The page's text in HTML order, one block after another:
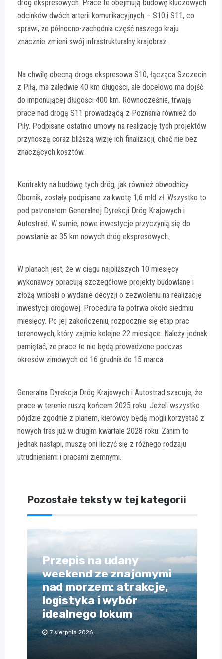
dróg ekspresowych. Prace te obejmują budowę kluczowych
odcinków dwóch arterii komunikacyjnych – S10 i S11, co
sprawi, że północno-zachodnia część naszego kraju
znacznie zmieni swój infrastrukturalny krajobraz.
Na chwilę obecną droga ekspresowa S10, łącząca Szczecin
z Piłą, ma zaledwie 40 km długości, ale docelowo ma dojść
do imponującej długości 400 km. Równocześnie, trwają
prace nad drogą S11 prowadzącą z Poznania również do
Piły. Podpisane ostatnio umowy na realizację tych projektów
przynoszą coraz bliższą wizję ich finalizacji, choć nie bez
znaczących kosztów.
Kontrakty na budowę tych dróg, jak również obwodnicy
Obornik, zostały podpisane za kwotę 1,6 mld zł. Wszystko to
pod patronatem Generalnej Dyrekcji Dróg Krajowych i
Autostrad. W sumie, nowe inwestycje przyczynią się do
powstania aż 35 km nowych dróg ekspresowych.
W planach jest, że w ciągu najbliższych 10 miesięcy
wykonawcy opracują szczegółowe projekty budowlane i
złożą wnioski o wydanie decyzji o zezwoleniu na realizację
inwestycji drogowej. Procedura ta potrwa około siedmiu
miesięcy. Po jej zakończeniu, rozpocznie się etap prac
terenowych, który zajmie kolejne 22 miesiące. Należy jednak
pamiętać, że prace te nie będą prowadzone podczas
okresów zimowych od 16 grudnia do 15 marca.
Generalna Dyrekcja Dróg Krajowych i Autostrad szacuje, że
prace w terenie ruszą końcem 2025 roku. Jeżeli wszystko
pójdzie zgodnie z planem, kierowcy będą mogli korzystać z
nowych tras już w drugim kwartale 2028 roku. Zanim to
jednak nastąpi, muszą oni liczyć się z różnego rodzaju
utrudnieniami i pracami ziemnymi.
Pozostałe teksty w tej kategorii
Przepis na udany
weekend ze znajomymi
nad morzem: atrakcje,
logistyka i wybór
idealnego lokum
7 sierpnia 2026